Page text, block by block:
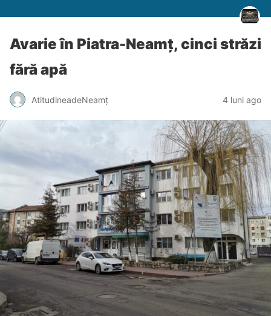
Avarie în Piatra-Neamț, cinci străzi
fără apă
AtitudineadeNeamț 4 luni ago